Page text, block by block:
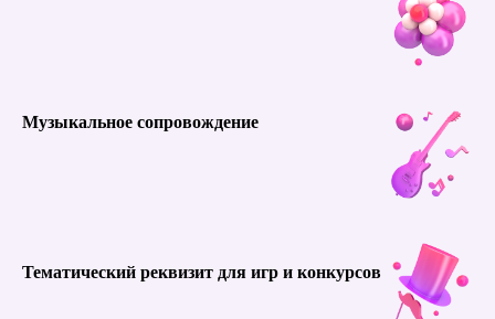
Музыкальное сопровождение
Тематический реквизит для игр и конкурсов